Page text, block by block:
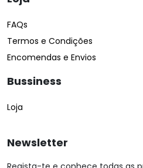
FAQs
Termos e Condições
Encomendas e Envios
Bussiness
Loja
Newsletter